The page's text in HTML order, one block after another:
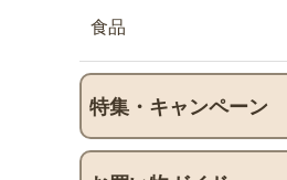
食品
特集・キャンペーン